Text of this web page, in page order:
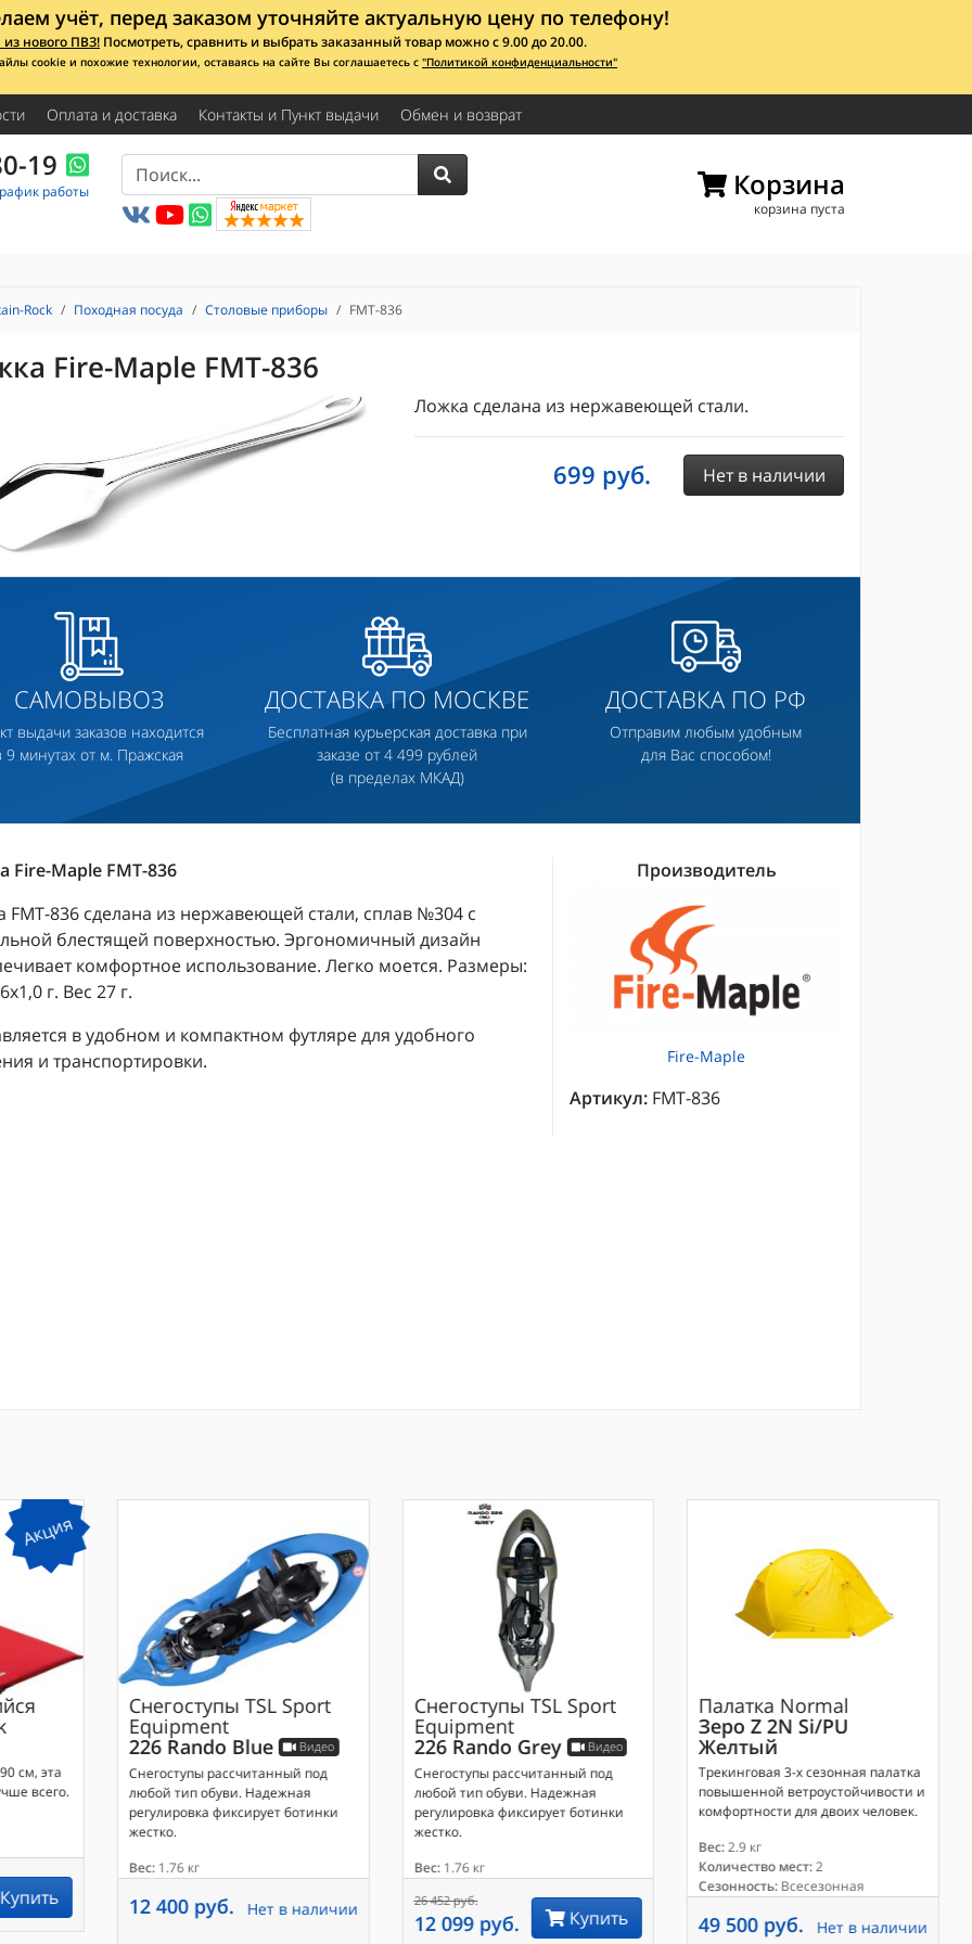
учёт, перед заказом уточняйте актуальную цену по телефону!
нового ПВЗ! Посмотреть, сравнить и выбрать заказанный товар можно с 9.00 до 20.00.
cookie и похожие технологии, оставаясь на сайте Вы соглашаетесь с "Политикой конфиденциальности"
Оплата и доставка Контакты и Пункт выдачи Обмен и возврат
19
работы Корзина
корзина пуста
Rock Походная посуда Столовые приборы FMT-836
Fire-Maple FMT-836
Ложка сделана из нержавеющей стали.
699 руб. Нет в наличии
САМОВЫВОЗ
выдачи заказов находится
9 минутах от м. Пражская
ДОСТАВКА ПО МОСКВЕ
Бесплатная курьерская доставка при
заказе от 4 499 рублей
(в пределах МКАД)
ДОСТАВКА ПО РФ
Отправим любым удобным
для Вас способом!
Fire-Maple FMT-836
FMT-836 сделана из нержавеющей стали, сплав №304 с
блестящей поверхностью. Эргономичный дизайн
комфортное использование. Легко моется. Размеры:
г. Вес 27 г.
в удобном и компактном футляре для удобного
и транспортировки.
Производитель
Fire-Maple
Артикул: FMT-836
Акция
см, эта
всего.
Снегоступы TSL Sport
Equipment
226 Rando Blue Видео
Снегоступы рассчитанный под
любой тип обуви. Надежная
регулировка фиксирует ботинки
жестко.
Вес:1.76 кг
12 400 руб. Нет в наличии
Снегоступы TSL Sport
Equipment
226 Rando Grey Видео
Снегоступы рассчитанный под
любой тип обуви. Надежная
регулировка фиксирует ботинки
жестко.
Вес:1.76 кг
26 452 руб.
12 099 руб. Купить
Палатка Normal
Зеро Z 2N Si/PU
Желтый
Трекинговая 3-х сезонная палатка
повышенной ветроустойчивости и
комфортности для двоих человек.
Вес:2.9 кг
Количество мест:2
Сезонность:Всесезонная
49 500 руб. Нет в наличии